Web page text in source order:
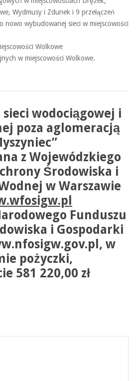
Wydmusy i Zdunek i 9 przełączeń
nowo wybudowanej sieci w miejscowości
Wolkowe
w miejscowości Wolkowe.
sieci wodociągowej i
poza aglomeracją
z Wojewódzkiego
Środowiska i
w Warszawie
Funduszu
i Gospodarki
w
pożyczki,
581 220,00 zł